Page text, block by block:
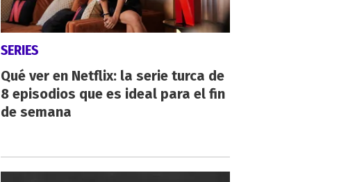
SERIES
Qué ver en Netflix: la serie turca de
8 episodios que es ideal para el fin
de semana